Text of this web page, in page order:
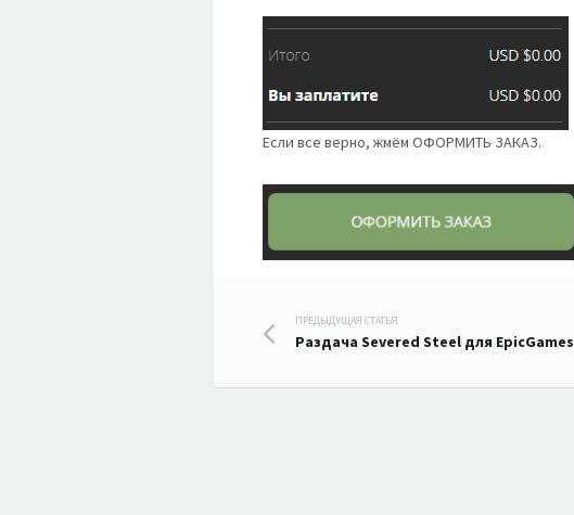
Если все верно, жмём ОФОРМИТЬ ЗАКАЗ.
Навигация
по
ПРЕДЫДУЩАЯ СТАТЬЯ
Раздача Severed Steel для EpicGames